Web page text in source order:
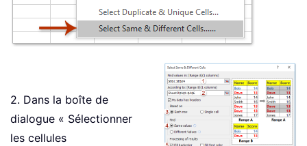
2. Dans la boîte de
dialogue « Sélectionner
les cellules